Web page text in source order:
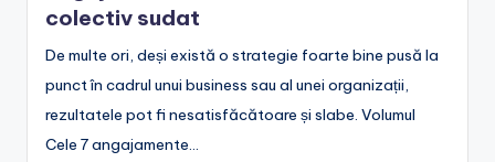
colectiv sudat
De multe ori, deși există o strategie foarte bine pusă la
punct în cadrul unui business sau al unei organizații,
rezultatele pot fi nesatisfăcătoare și slabe. Volumul
Cele 7 angajamente…